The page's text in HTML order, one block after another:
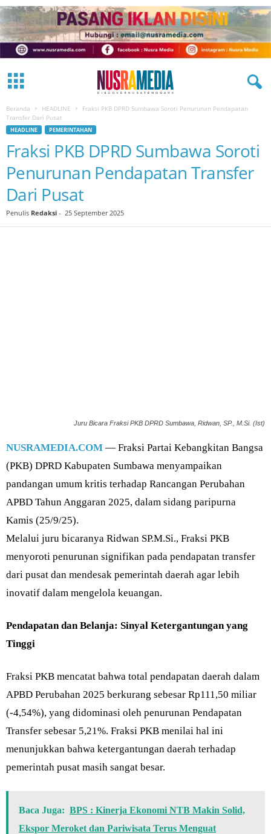
Beranda HEADLINE
Fraksi PKB DPRD Sumbawa Soroti Penurunan Pendapatan
Transfer Dari Pusat
HEADLINE PEMERINTAHAN
Fraksi PKB DPRD Sumbawa Soroti
Penurunan Pendapatan Transfer
Dari Pusat
Penulis Redaksi - 25 September 2025
Juru Bicara Fraksi PKB DPRD Sumbawa, Ridwan, SP., M.Si. (Ist)
NUSRAMEDIA.COM — Fraksi Partai Kebangkitan Bangsa
(PKB) DPRD Kabupaten Sumbawa menyampaikan
pandangan umum kritis terhadap Rancangan Perubahan
APBD Tahun Anggaran 2025, dalam sidang paripurna
Kamis (25/9/25).
Melalui juru bicaranya Ridwan SP.M.Si., Fraksi PKB
menyoroti penurunan signifikan pada pendapatan transfer
dari pusat dan mendesak pemerintah daerah agar lebih
inovatif dalam mengelola keuangan.
Pendapatan dan Belanja: Sinyal Ketergantungan yang
Tinggi
Fraksi PKB mencatat bahwa total pendapatan daerah dalam
APBD Perubahan 2025 berkurang sebesar Rp111,50 miliar
(-4,54%), yang didominasi oleh penurunan Pendapatan
Transfer sebesar 5,21%. Fraksi PKB menilai hal ini
menunjukkan bahwa ketergantungan daerah terhadap
pemerintah pusat masih sangat besar.
Baca Juga: BPS : Kinerja Ekonomi NTB Makin Solid,
Ekspor Meroket dan Pariwisata Terus Menguat